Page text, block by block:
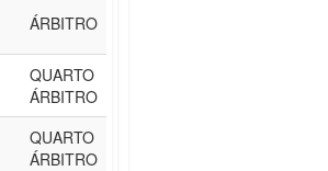
ÁRBITRO
QUARTO
ÁRBITRO
QUARTO
ÁRBITRO